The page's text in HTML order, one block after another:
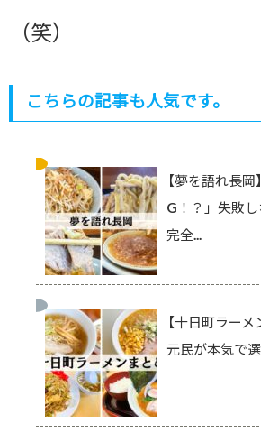
（笑）
こちらの記事も人気です。
【夢を語れ長
G！？」失敗
完全...
【十日町ラー
元民が本気で